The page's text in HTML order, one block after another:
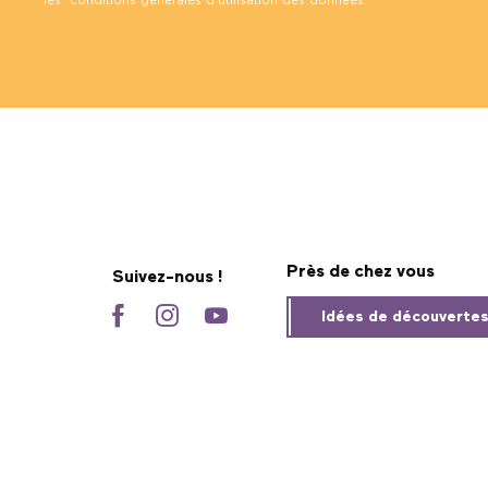
Suivez-nous ! Près de chez vous
Idées de découvertes